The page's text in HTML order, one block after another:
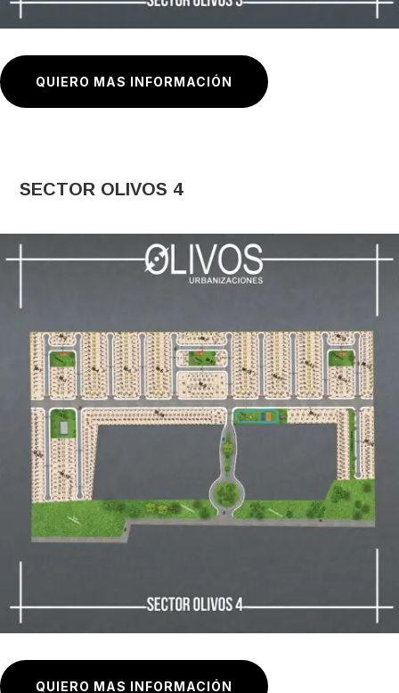
QUIERO MAS INFORMACIÓN
SECTOR OLIVOS 4
QUIERO MAS INFORMACIÓN